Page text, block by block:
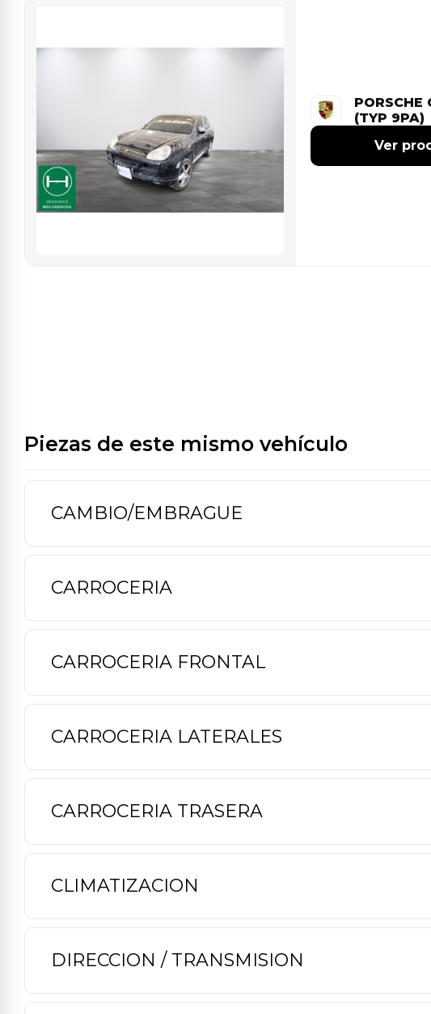
PORSCHE
(TYP 9PA)
Ver
Piezas de este mismo vehículo
CAMBIO/EMBRAGUE
CARROCERIA
CARROCERIA FRONTAL
CARROCERIA LATERALES
CARROCERIA TRASERA
CLIMATIZACION
DIRECCION / TRANSMISION